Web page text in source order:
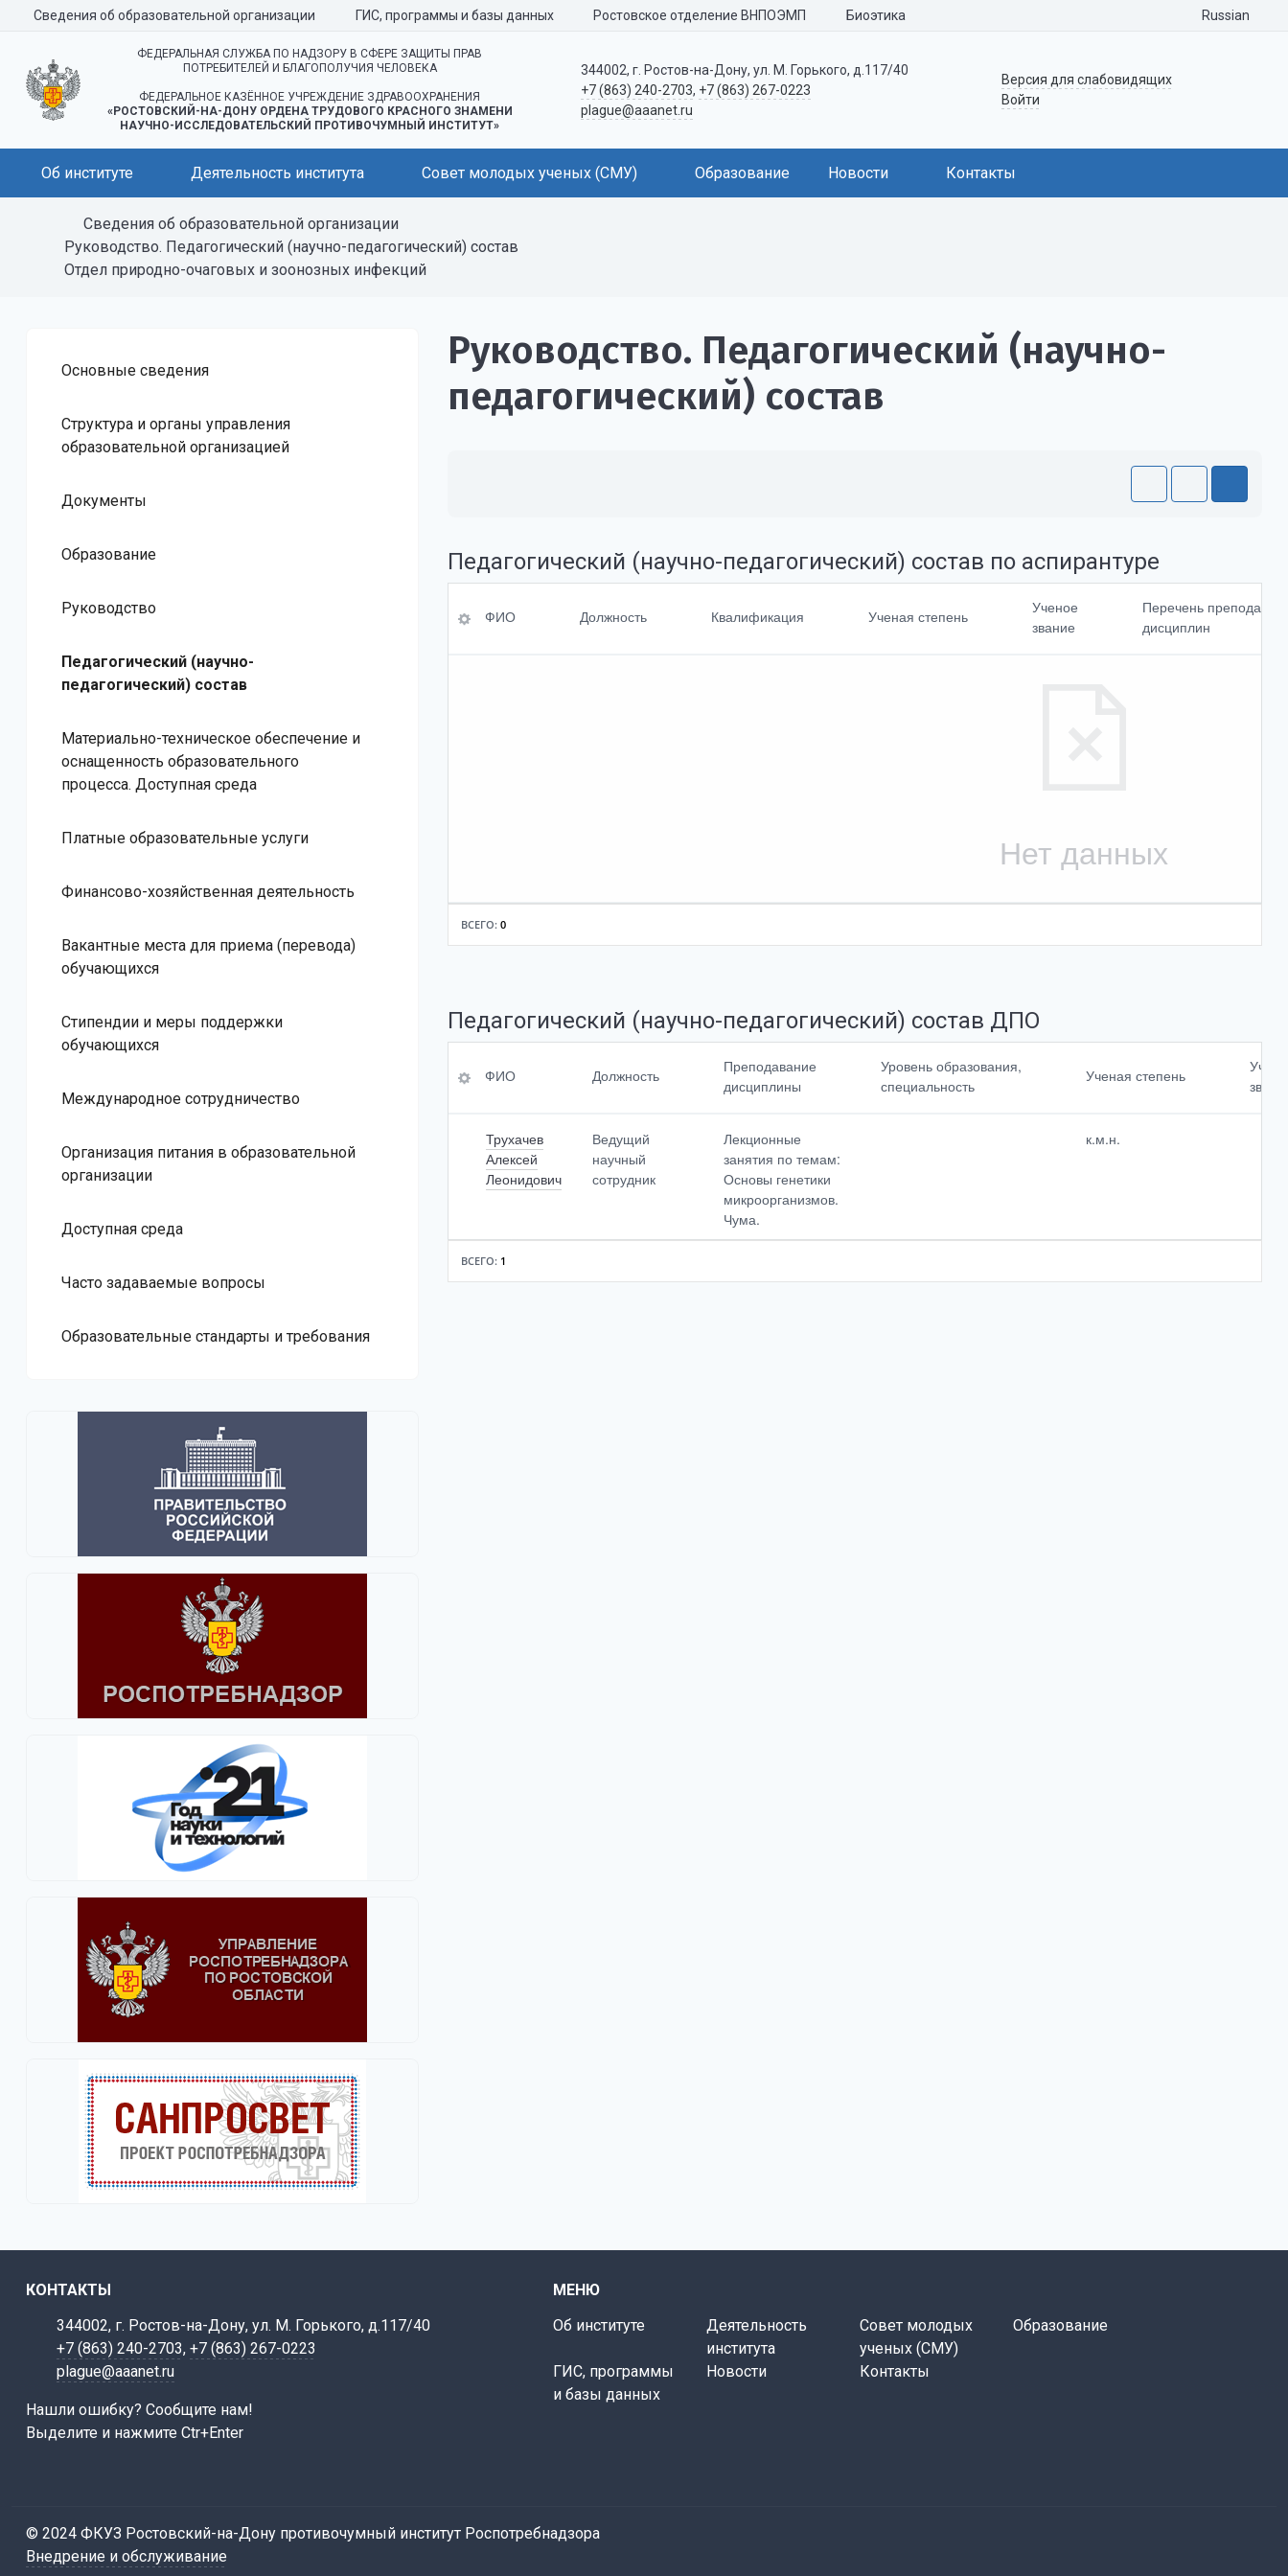
Сведения об образовательной организации ГИС, программы и базы данных Ростовское отделение ВНПОЭМП Биоэтика Russian
ФЕДЕРАЛЬНАЯ СЛУЖБА ПО НАДЗОРУ В СФЕРЕ ЗАЩИТЫ ПРАВ
ПОТРЕБИТЕЛЕЙ И БЛАГОПОЛУЧИЯ ЧЕЛОВЕКА
ФЕДЕРАЛЬНОЕ КАЗЁННОЕ УЧРЕЖДЕНИЕ ЗДРАВООХРАНЕНИЯ
«РОСТОВСКИЙ-НА-ДОНУ ОРДЕНА ТРУДОВОГО КРАСНОГО ЗНАМЕНИ
НАУЧНО-ИССЛЕДОВАТЕЛЬСКИЙ ПРОТИВОЧУМНЫЙ ИНСТИТУТ»
344002, г. Ростов-на-Дону, ул. М. Горького, д.117/40
+7 (863) 240-2703, +7 (863) 267-0223
plague@aaanet.ru
Версия для слабовидящих
Войти
Об институте Деятельность института Совет молодых ученых (СМУ) Образование Новости Контакты
Сведения об образовательной организации
Руководство. Педагогический (научно-педагогический) состав
Отдел природно-очаговых и зоонозных инфекций
Основные сведения
Структура и органы управления
образовательной организацией
Документы
Образование
Руководство
Педагогический (научно-
педагогический) состав
Материально-техническое обеспечение и
оснащенность образовательного
процесса. Доступная среда
Платные образовательные услуги
Финансово-хозяйственная деятельность
Вакантные места для приема (перевода)
обучающихся
Стипендии и меры поддержки
обучающихся
Международное сотрудничество
Организация питания в образовательной
организации
Доступная среда
Часто задаваемые вопросы
Образовательные стандарты и требования
Руководство. Педагогический (научно-
педагогический) состав
Педагогический (научно-педагогический) состав по аспирантуре
подготовки<br>и
ФИО Должность Квалификация Ученая степень
Ученое
звание
Перечень
дисциплин
Нет данных
ВСЕГО: 0
Педагогический (научно-педагогический) состав ДПО
Преподавание<br>
дисциплины
Уровень
образования,
Ученая степень
Ученое<br>звание
Повышение
квалификации,
ФИО Должность
Преподавание
дисциплины
Уровень образования,
специальность
Ученая степень
Трухачев
Алексей
Леонидович
Ведущий
научный
сотрудник
Лекционные
занятия по темам:
Основы генетики
микроорганизмов.
Чума.
к.м.н.
ВСЕГО: 1
КОНТАКТЫ
344002, г. Ростов-на-Дону, ул. М. Горького, д.117/40
+7 (863) 240-2703, +7 (863) 267-0223
plague@aaanet.ru
Нашли ошибку? Сообщите нам!
Выделите и нажмите Ctr+Enter
МЕНЮ
Об институте
Деятельность
института
Совет молодых
ученых (СМУ)
Образование
ГИС, программы
и базы данных
Новости Контакты
© 2024 ФКУЗ Ростовский-на-Дону противочумный институт Роспотребнадзора
Внедрение и обслуживание